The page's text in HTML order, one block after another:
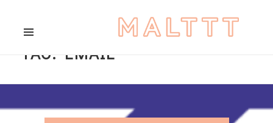
AND
TAG: EMAIL